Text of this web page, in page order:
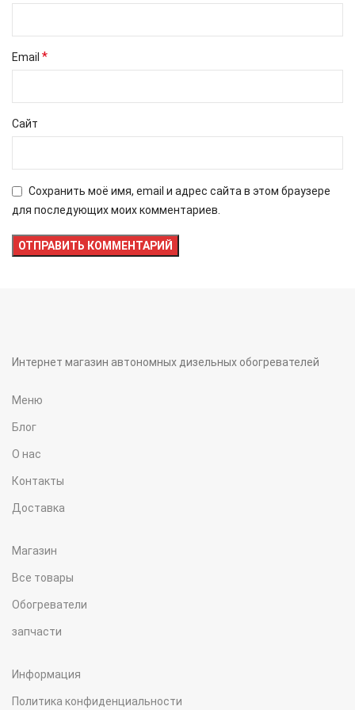
Email *
Сайт
Сохранить моё имя, email и адрес сайта в этом браузере
для последующих моих комментариев.
Интернет магазин автономных дизельных обогревателей
Меню
Блог
О нас
Контакты
Доставка
Магазин
Все товары
Обогреватели
запчасти
Информация
Политика конфиденциальности